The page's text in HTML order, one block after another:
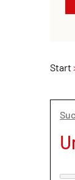
Start